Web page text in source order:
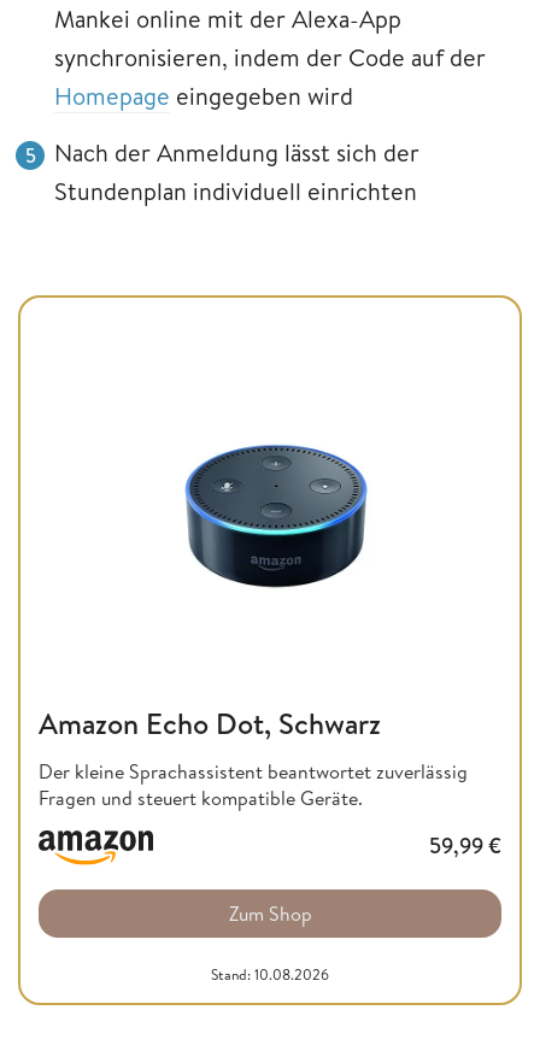
Mankei online mit der Alexa-App
synchronisieren, indem der Code auf der
Homepage eingegeben wird
Nach der Anmeldung lässt sich der
Stundenplan individuell einrichten
Amazon Echo Dot, Schwarz
Der kleine Sprachassistent beantwortet zuverlässig
Fragen und steuert kompatible Geräte.
59,99€
Zum Shop
Stand: 10.08.2026